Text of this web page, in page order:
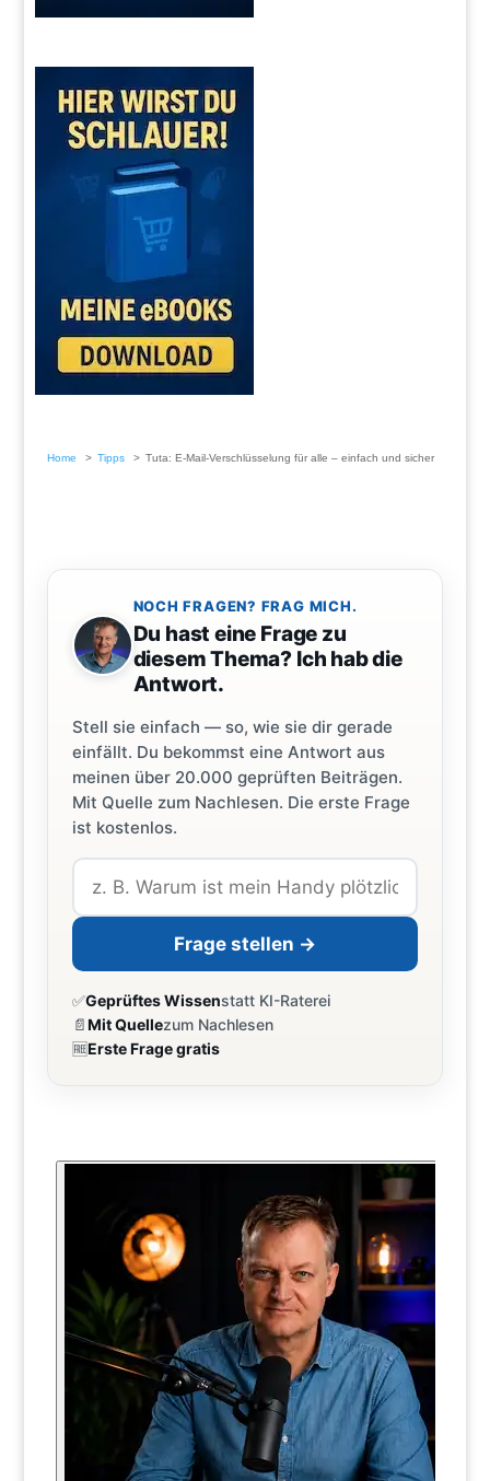
Home Tipps Tuta: E-Mail-Verschlüsselung für alle – einfach und sicher
NOCH FRAGEN? FRAG MICH.
Du hast eine Frage zu
diesem Thema? Ich hab die
Antwort.
Stell sie einfach — so, wie sie dir gerade
einfällt. Du bekommst eine Antwort aus
meinen über 20.000 geprüften Beiträgen.
Mit Quelle zum Nachlesen. Die erste Frage
ist kostenlos.
Frage stellen →
✅Geprüftes Wissenstatt KI-Raterei
📄Mit Quellezum Nachlesen
🆓Erste Frage gratis